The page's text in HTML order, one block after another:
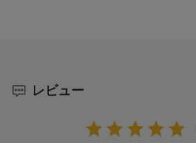
レビュー